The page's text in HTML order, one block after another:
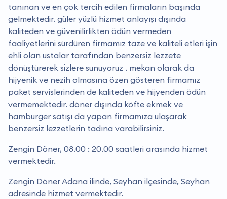
tanınan ve en çok tercih edilen firmaların başında
gelmektedir. güler yüzlü hizmet anlayışı dışında
kaliteden ve güvenilirlikten ödün vermeden
faaliyetlerini sürdüren firmamız taze ve kaliteli etleri işin
ehli olan ustalar tarafından benzersiz lezzete
dönüştürerek sizlere sunuyoruz . mekan olarak da
hijyenik ve nezih olmasına özen gösteren firmamız
paket servislerinden de kaliteden ve hijyenden ödün
vermemektedir. döner dışında köfte ekmek ve
hamburger satışı da yapan firmamıza ulaşarak
benzersiz lezzetlerin tadına varabilirsiniz.
Zengin Döner, 08.00 : 20.00 saatleri arasında hizmet
vermektedir.
Zengin Döner Adana ilinde, Seyhan ilçesinde, Seyhan
adresinde hizmet vermektedir.